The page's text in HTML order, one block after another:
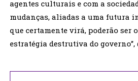
agentes culturais e com a
mudanças, aliadas a uma futura
que certamente virá, poderão ser
estratégia destrutiva do governo”,